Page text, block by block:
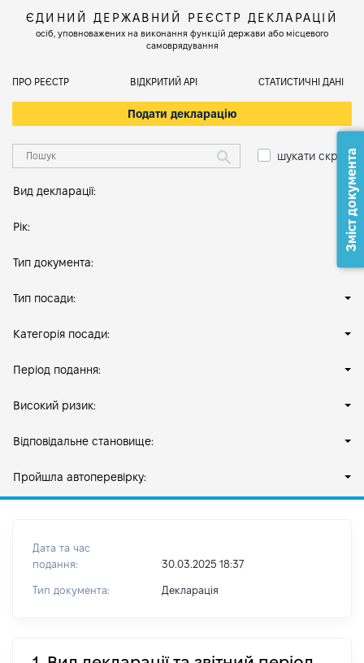
ЄДИНИЙ ДЕРЖАВНИЙ РЕЄСТР ДЕКЛАРАЦІЙ
осіб, уповноважених на виконання функцій держави або місцевого
самоврядування
ПРО РЕЄСТР ВІДКРИТИЙ АРІ СТАТИСТИЧНІ ДАНІ
Подати декларацію
шукати скрізь
Вид декларації:
Рік:
Тип документа:
Тип посади:
Категорія посади:
Період подання:
Високий ризик:
Відповідальне становище:
Пройшла автоперевірку:
Дата та час
подання:
30.03.2025 18:37
Тип документа: Декларація
Зміст документа